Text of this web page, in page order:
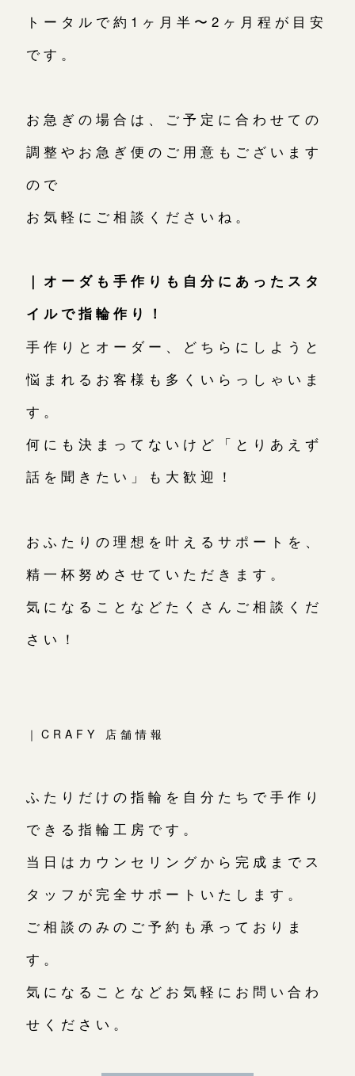
トータルで約1ヶ月半〜2ヶ月程が目安
です。
お急ぎの場合は、ご予定に合わせての
調整やお急ぎ便のご用意もございます
ので
お気軽にご相談くださいね。
｜オーダも手作りも自分にあったスタ
イルで指輪作り！
手作りとオーダー、どちらにしようと
悩まれるお客様も多くいらっしゃいま
す。
何にも決まってないけど「とりあえず
話を聞きたい」も大歓迎！
おふたりの理想を叶えるサポートを、
精一杯努めさせていただきます。
気になることなどたくさんご相談くだ
さい！
｜CRAFY 店舗情報
ふたりだけの指輪を自分たちで手作り
できる指輪工房です。
当日はカウンセリングから完成までス
タッフが完全サポートいたします。
ご相談のみのご予約も承っておりま
す。
気になることなどお気軽にお問い合わ
せください。